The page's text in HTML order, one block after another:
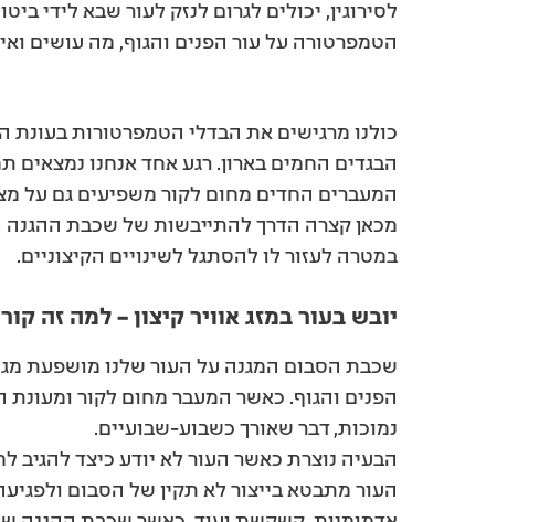
לסירוגין, יכולים לגרום לנזק לעור שבא לידי
הטמפרטורה על עור הפנים והגוף, מה עושים
כולנו מרגישים את הבדלי הטמפרטורות
המעברים החדים מחום לקור משפיעים גם על
מכאן קצרה הדרך להתייבשות של שכבת ההגנה
במטרה לעזור לו להסתגל לשינויים הקיצוניים.
יובש בעור במזג אוויר קיצון – למה זה
שכבת הסבום המגנה על העור שלנו מושפעת
הפנים והגוף. כאשר המעבר מחום לקור
נמוכות, דבר שאורך כשבוע-שבועיים.
הבעיה נוצרת כאשר העור לא יודע כיצד להגיב
העור מתבטא בייצור לא תקין של הסבום